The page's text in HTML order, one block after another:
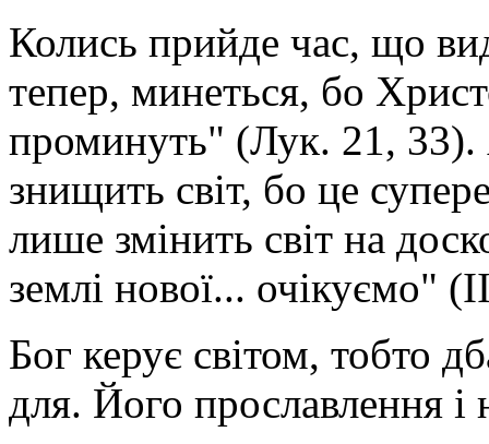
Колись прийде час, що
тепер, минеться, бо
проминуть" (Лук. 21, 33).
знищить світ, бо це
лише змінить світ на
землі нової... очікуємо"
Бог керує світом, тобто
для. Його прославлення